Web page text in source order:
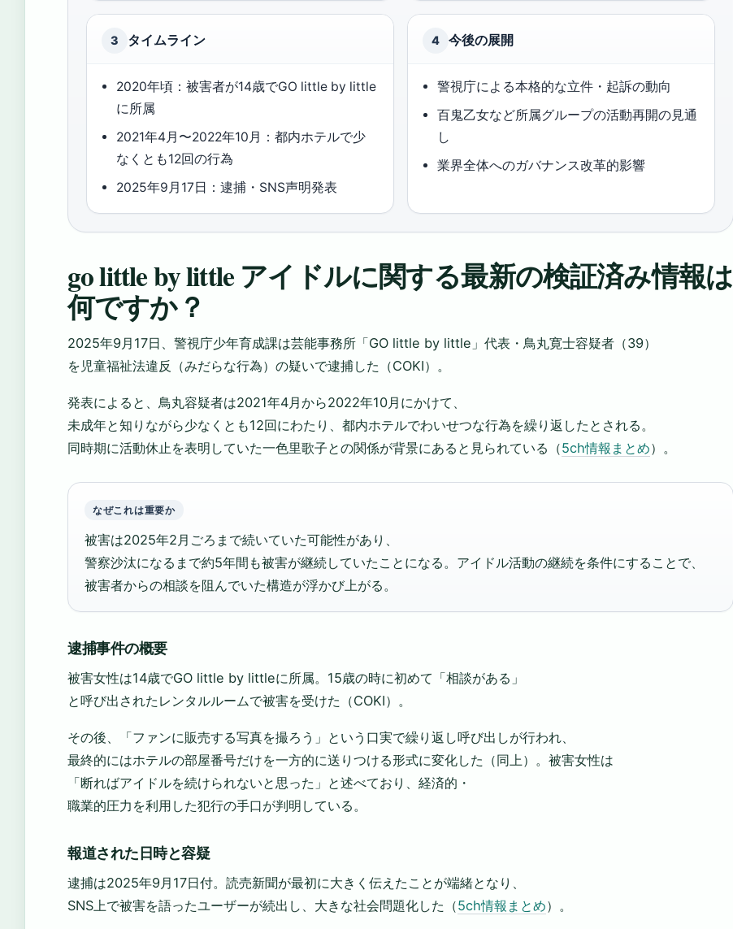
3 タイムライン
2020年頃：被害者が14歳でGO little by little
に所属
2021年4月〜2022年10月：都内ホテルで少
なくとも12回の行為
2025年9月17日：逮捕・SNS声明発表
4 今後の展開
警視庁による本格的な立件・起訴の動向
百鬼乙女など所属グループの活動再開の見通
し
業界全体へのガバナンス改革的影響
go little by little アイドルに関する最新の検証済み情報は
何ですか？
2025年9月17日、警視庁少年育成課は芸能事務所「GO little by little」代表・鳥丸寛士容疑者（39）
を児童福祉法違反（みだらな行為）の疑いで逮捕した（COKI）。
発表によると、鳥丸容疑者は2021年4月から2022年10月にかけて、
未成年と知りながら少なくとも12回にわたり、都内ホテルでわいせつな行為を繰り返したとされる。
同時期に活動休止を表明していた一色里歌子との関係が背景にあると見られている（5ch情報まとめ）。
なぜこれは重要か
被害は2025年2月ごろまで続いていた可能性があり、
警察沙汰になるまで約5年間も被害が継続していたことになる。アイドル活動の継続を条件にすることで、
被害者からの相談を阻んでいた構造が浮かび上がる。
逮捕事件の概要
被害女性は14歳でGO little by littleに所属。15歳の時に初めて「相談がある」
と呼び出されたレンタルルームで被害を受けた（COKI）。
その後、「ファンに販売する写真を撮ろう」という口実で繰り返し呼び出しが行われ、
最終的にはホテルの部屋番号だけを一方的に送りつける形式に変化した（同上）。被害女性は
「断ればアイドルを続けられないと思った」と述べており、経済的・
職業的圧力を利用した犯行の手口が判明している。
報道された日時と容疑
逮捕は2025年9月17日付。読売新聞が最初に大きく伝えたことが端緒となり、
SNS上で被害を語ったユーザーが続出し、大きな社会問題化した（5ch情報まとめ）。